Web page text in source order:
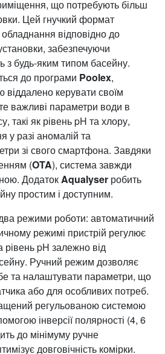
що потребують більш
Цей гнучкий формат
відповідно до
забезпечуючи
з будь-яким типом басейну.
до програми Poolex,
віддалено керувати своїм
важливі параметри води в
такі як рівень pH та хлору,
у разі аномалій та
зі свого смартфона. Завдяки
(OTA), система завжди
ДодатокAqualyser робить
простим і доступним.
режими роботи: автоматичний
режимі пристрій регулює
pH залежно від
Ручний режим дозволяє
та налаштувати параметри, що
або для особливих потреб.
регульованою системою
інверсії полярності (4, 6
до мінімуму ручне
довговічність комірки.